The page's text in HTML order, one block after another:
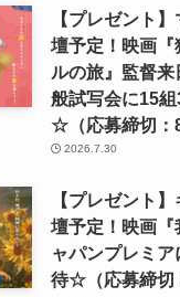
【プレゼント
壇予定！映画『
ルの旅』監督
般試写会に15
☆（応募締切：
2026.7.30
【プレゼント
壇予定！映画
ャパンプレミ
待☆（応募締切